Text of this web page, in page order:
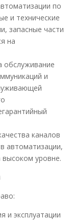
по
и технические
запасные части
на
обслуживание
и
каналов
автоматизации,
уровне.
и эксплуатации